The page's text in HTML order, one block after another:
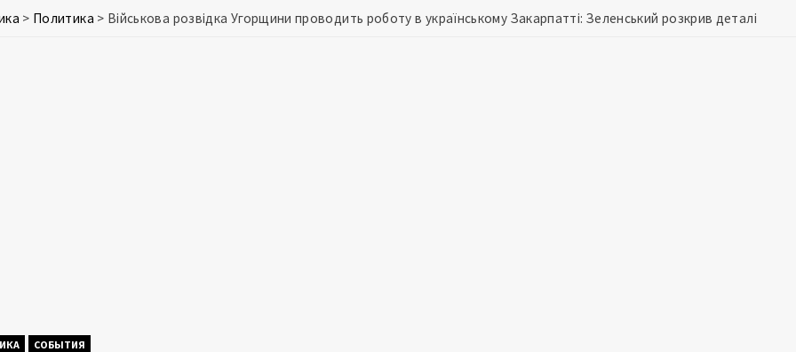
> Политика > Військова розвідка Угорщини проводить роботу в українському Закарпатті: Зеленський розкрив деталі
СОБЫТИЯ